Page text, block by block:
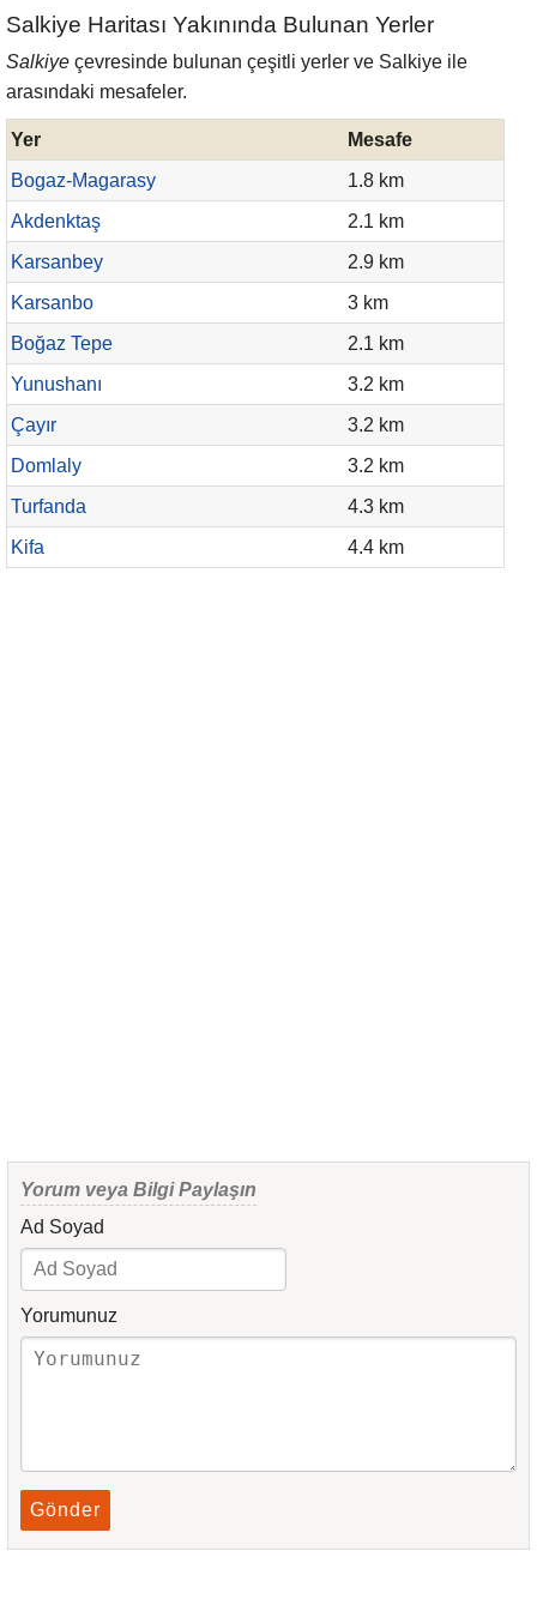
Salkiye Haritası Yakınında Bulunan Yerler
Salkiye çevresinde bulunan çeşitli yerler ve Salkiye ile
arasındaki mesafeler.
Yer
Mesafe
Bogaz-Magarasy
1.8 km
Akdenktaş
2.1 km
Karsanbey
2.9 km
Karsanbo
3 km
Boğaz Tepe
2.1 km
Yunushanı
3.2 km
Çayır
3.2 km
Domlaly
3.2 km
Turfanda
4.3 km
Kifa
4.4 km
Yorum veya Bilgi Paylaşın
Ad Soyad
Yorumunuz
Gönder